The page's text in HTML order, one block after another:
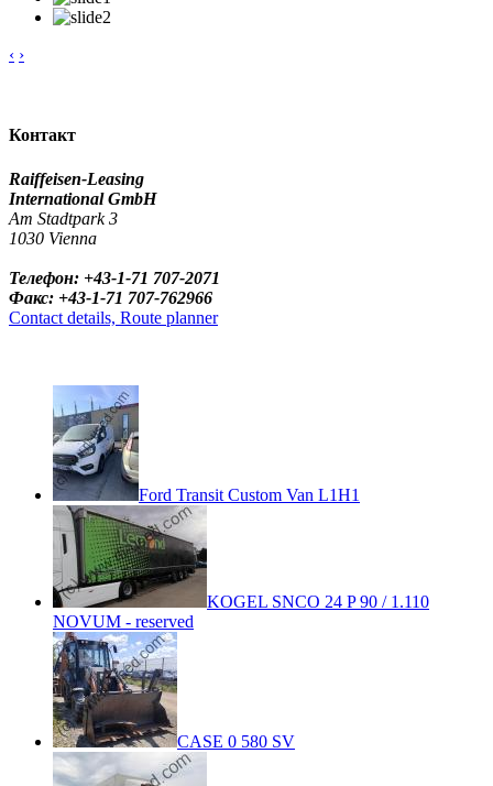
‹ ›
Контакт
Raiffeisen-Leasing
International GmbH
Am Stadtpark 3
1030 Vienna
Телефон: +43-1-71 707-2071
Факс: +43-1-71 707-762966
Contact details, Route planner
Ford Transit Custom Van L1H1
KOGEL SNCO 24 P 90 / 1.110
NOVUM - reserved
CASE 0 580 SV